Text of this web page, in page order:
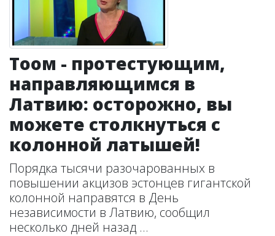
Тоом - протестующим,
направляющимся в
Латвию: осторожно, вы
можете столкнуться с
колонной латышей!
Порядка тысячи разочарованных в
повышении акцизов эстонцев гигантской
колонной направятся в День
независимости в Латвию, сообщил
несколько дней назад ...